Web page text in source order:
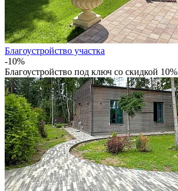
Благоустройство участка
-10%
Благоустройство под ключ со скидкой 10%